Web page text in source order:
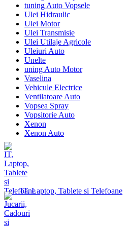
tuning Auto Vopsele
Ulei Hidraulic
Ulei Motor
Ulei Transmisie
Ulei Utilaje Agricole
Uleiuri Auto
Unelte
uning Auto Motor
Vaselina
Vehicule Electrice
Ventilatoare Auto
Vopsea Spray
Vopsitorie Auto
Xenon
Xenon Auto
IT, Laptop, Tablete si Telefoane